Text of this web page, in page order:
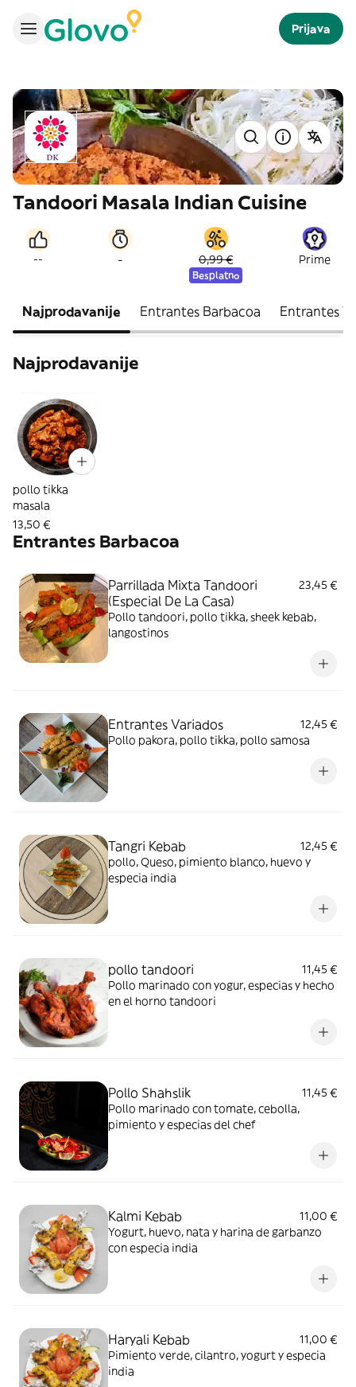
Prijava
Tandoori Masala Indian Cuisine
-- - 0,99 €
Besplatno
Prime
Najprodavanije Entrantes Barbacoa Entrantes
Najprodavanije
pollo tikka
masala
13,50 €
Entrantes Barbacoa
Parrillada Mixta Tandoori
(Especial De La Casa)
23,45 €
Pollo tandoori, pollo tikka, sheek kebab,
langostinos
Entrantes Variados
12,45 €
Pollo pakora, pollo tikka, pollo samosa
Tangri Kebab
12,45 €
pollo, Queso, pimiento blanco, huevo y
especia india
pollo tandoori
11,45 €
Pollo marinado con yogur, especias y hecho
en el horno tandoori
Pollo Shahslik
11,45 €
Pollo marinado con tomate, cebolla,
pimiento y especias del chef
Kalmi Kebab
11,00 €
Yogurt, huevo, nata y harina de garbanzo
con especia india
Haryali Kebab
11,00 €
Pimiento verde, cilantro, yogurt y especia
india